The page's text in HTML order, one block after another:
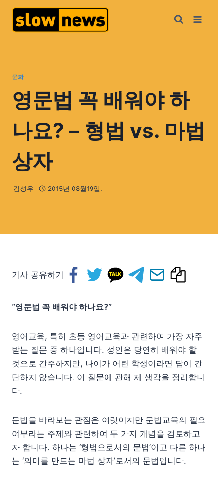
문화
영문법 꼭 배워야 하
나요? – 형법 vs. 마법
상자
김성우 2015년 08월19일.
기사 공유하기
“영문법 꼭 배워야 하나요?”
영어교육, 특히 초등 영어교육과 관련하여 가장 자주
받는 질문 중 하나입니다. 성인은 당연히 배워야 할
것으로 간주하지만, 나이가 어린 학생이라면 답이 간
단하지 않습니다. 이 질문에 관해 제 생각을 정리합니
다.
문법을 바라보는 관점은 여럿이지만 문법교육의 필요
여부라는 주제와 관련하여 두 가지 개념을 검토하고
자 합니다. 하나는 ‘형법으로서의 문법’이고 다른 하나
는 ‘의미를 만드는 마법 상자’로서의 문법입니다.